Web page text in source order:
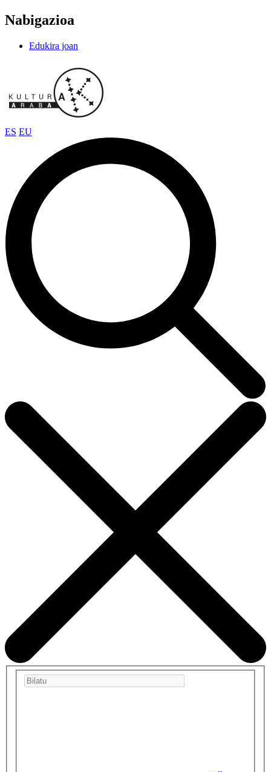
Nabigazioa
Edukira joan
ES EU